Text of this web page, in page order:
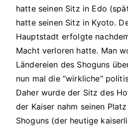
hatte seinen Sitz in Edo
hatte seinen Sitz in Kyoto.
Hauptstadt erfolgte
Macht verloren hatte. Man
Ländereien des Shoguns
nun mal die “wirkliche”
Daher wurde der Sitz des
der Kaiser nahm seinen
Shoguns (der heutige